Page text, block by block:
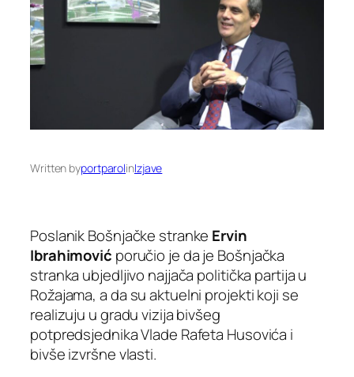
Written byportparolinIzjave
Poslanik Bošnjačke stranke Ervin
Ibrahimović poručio je da je Bošnjačka
stranka ubjedljivo najjača politička partija u
Rožajama, a da su aktuelni projekti koji se
realizuju u gradu vizija bivšeg
potpredsjednika Vlade Rafeta Husovića i
bivše izvršne vlasti.